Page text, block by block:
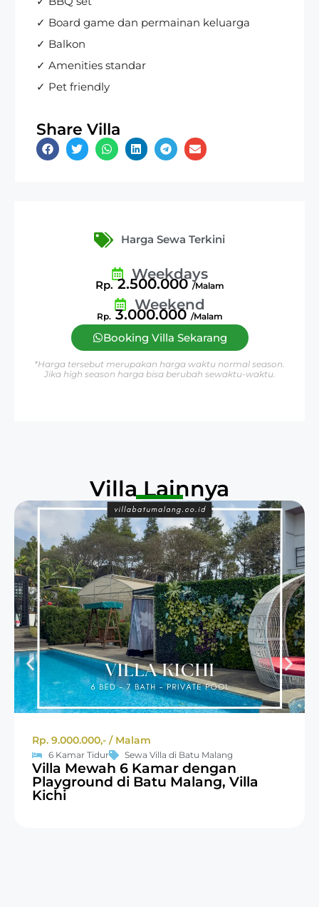
✓ Board game dan permainan keluarga
✓ Balkon
✓ Amenities standar
✓ Pet friendly
Share Villa
Harga Sewa Terkini
Weekdays
Rp.2.500.000/Malam
Weekend
Rp.3.000.000 /Malam
Booking Villa Sekarang
*Harga tersebut merupakan harga waktu normal season.
Jika high season harga bisa berubah sewaktu-waktu.
Villa Lainnya
Rp. 9.000.000,- / Malam
6 Kamar Tidur Sewa Villa di Batu Malang
Villa Mewah 6 Kamar dengan
Playground di Batu Malang, Villa
Kichi